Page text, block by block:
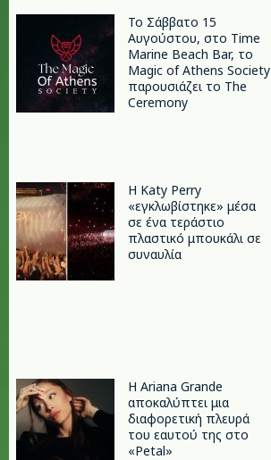
Το Σάββατο 15
Αυγούστου, στο Time
Marine Beach Bar, το
Magic of Athens Society
παρουσιάζει το The
Ceremony
H Katy Perry
«εγκλωβίστηκε» μέσα
σε ένα τεράστιο
πλαστικό μπουκάλι σε
συναυλία
Η Ariana Grande
αποκαλύπτει μια
διαφορετική πλευρά
του εαυτού της στο
«Petal»